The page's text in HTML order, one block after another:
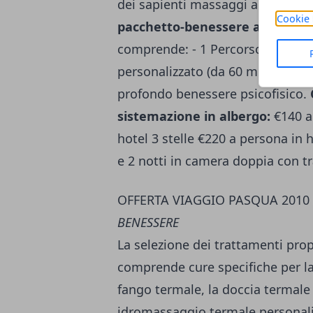
Cookie
dei sapienti massaggi aromatici
pacchetto-benessere a partire
comprende: - 1 Percorso
personalizzato (da 60 minuti)
profondo benessere psicofisico.
sistemazione in albergo: €140
hotel 3 stelle €220 a persona in
e 2 notti in camera doppia con
OFFERTA VIAGGIO PASQUA
BENESSERE
La selezione dei trattamenti
comprende cure specifiche per
fango termale, la doccia